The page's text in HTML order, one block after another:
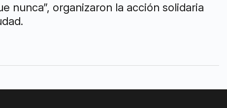
nunca”, organizaron la acción solidaria